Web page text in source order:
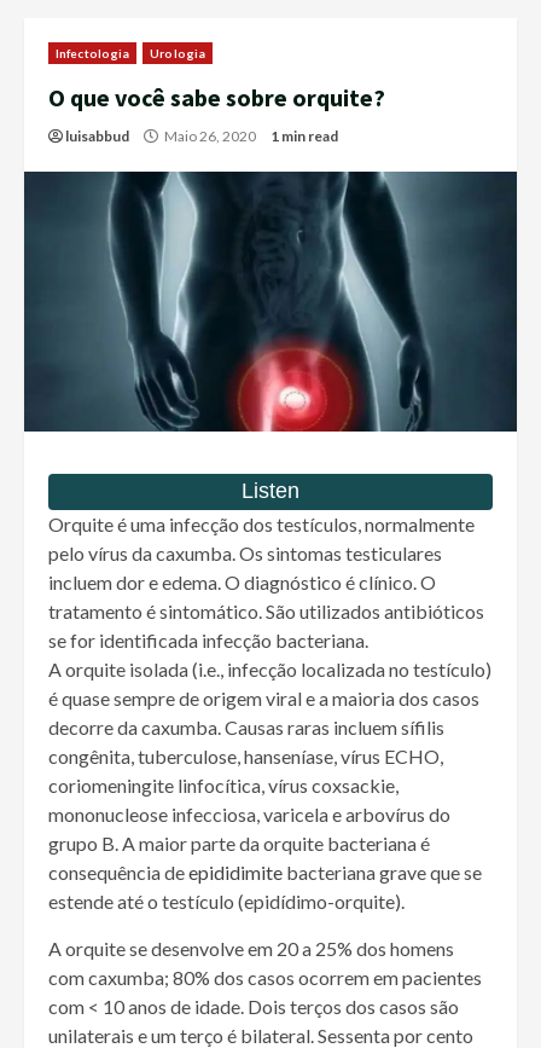
Infectologia Urologia
O que você sabe sobre orquite?
luisabbud Maio 26, 2020 1 min read
Orquite é uma infecção dos testículos, normalmente
pelo vírus da caxumba. Os sintomas testiculares
incluem dor e edema. O diagnóstico é clínico. O
tratamento é sintomático. São utilizados antibióticos
se for identificada infecção bacteriana.
A orquite isolada (i.e., infecção localizada no testículo)
é quase sempre de origem viral e a maioria dos casos
decorre da caxumba. Causas raras incluem sífilis
congênita, tuberculose, hanseníase, vírus ECHO,
coriomeningite linfocítica, vírus coxsackie,
mononucleose infecciosa, varicela e arbovírus do
grupo B. A maior parte da orquite bacteriana é
consequência deepididimite bacteriana grave que se
estende até o testículo (epidídimo-orquite).
A orquite se desenvolve em 20 a 25% dos homens
com caxumba; 80% dos casos ocorrem em pacientes
com < 10 anos de idade. Dois terços dos casos são
unilaterais e um terço é bilateral. Sessenta por cento